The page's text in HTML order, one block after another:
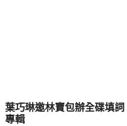
葉巧琳邀林寶包辦全碟填
專輯